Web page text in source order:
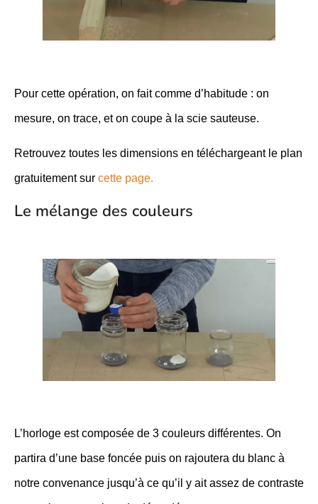
Pour cette opération, on fait comme d’habitude : on
mesure, on trace, et on coupe à la scie sauteuse.
Retrouvez toutes les dimensions en téléchargeant le plan
gratuitement sur cette page.
Le mélange des couleurs
L’horloge est composée de 3 couleurs différentes. On
partira d’une base foncée puis on rajoutera du blanc à
notre convenance jusqu’à ce qu’il y ait assez de contraste